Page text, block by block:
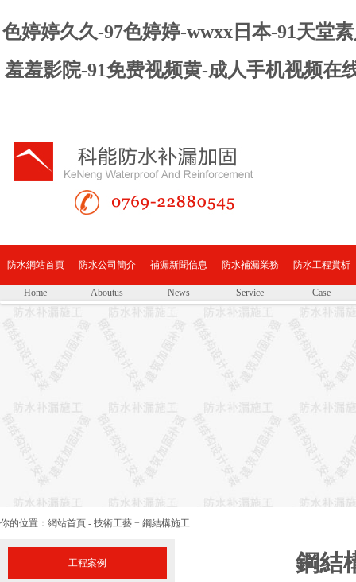
色婷婷久久-97色婷婷-wwxx日本-91天堂
羞羞影院-91免费视频黄-成人手机视频在
防水網站首頁 防水公司簡介 補漏新聞信息 防水補漏業務 防水工程賞析
Home Aboutus News Service Case
你的位置： 網站首頁 - 技術工藝 + 鋼結構施工
工程案例 鋼結